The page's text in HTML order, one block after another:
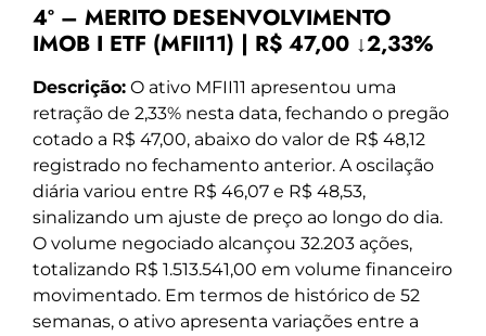
4º – MERITO DESENVOLVIMENTO
IMOB I ETF (MFII11) | R$ 47,00 ↓2,33%
Descrição: O ativo MFII11 apresentou uma
retração de 2,33% nesta data, fechando o pregão
cotado a R$ 47,00, abaixo do valor de R$ 48,12
registrado no fechamento anterior. A oscilação
diária variou entre R$ 46,07 e R$ 48,53,
sinalizando um ajuste de preço ao longo do dia.
O volume negociado alcançou 32.203 ações,
totalizando R$ 1.513.541,00 em volume financeiro
movimentado. Em termos de histórico de 52
semanas, o ativo apresenta variações entre a